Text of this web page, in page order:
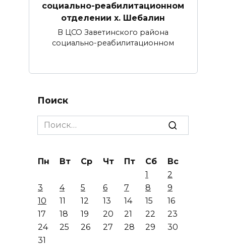
социально-реабилитационном
отделении х. Шебалин
В ЦСО Заветинского района
социально-реабилитационном
Поиск
Search
for:
Пн Вт Ср Чт Пт Сб
Вс
1
2
3
4 5 6 7 8
9
10
11 12 13 14 15
16
17
18 19 20 21 22
23
24
25 26 27 28 29
30
31